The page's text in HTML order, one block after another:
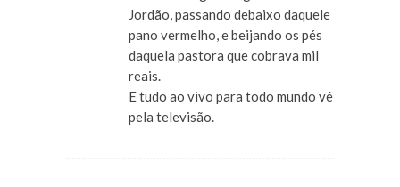
Jordão, passando debaixo daquele
pano vermelho, e beijando os pés
daquela pastora que cobrava mil
reais.
E tudo ao vivo para todo mundo vê
pela televisão.